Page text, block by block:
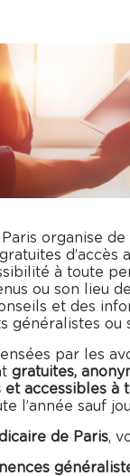
organise
d’accès
à toute
ou son lieu
et des
généralistes ou
par les
gratuites,
accessibles à
l’année sauf
de Paris,